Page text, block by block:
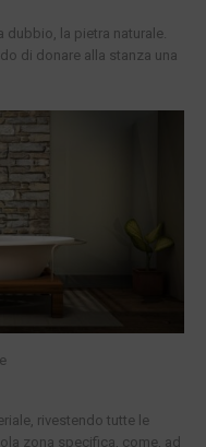
dubbio, la pietra naturale.
di donare alla stanza una
rivestendo tutte le
zona specifica, come, ad